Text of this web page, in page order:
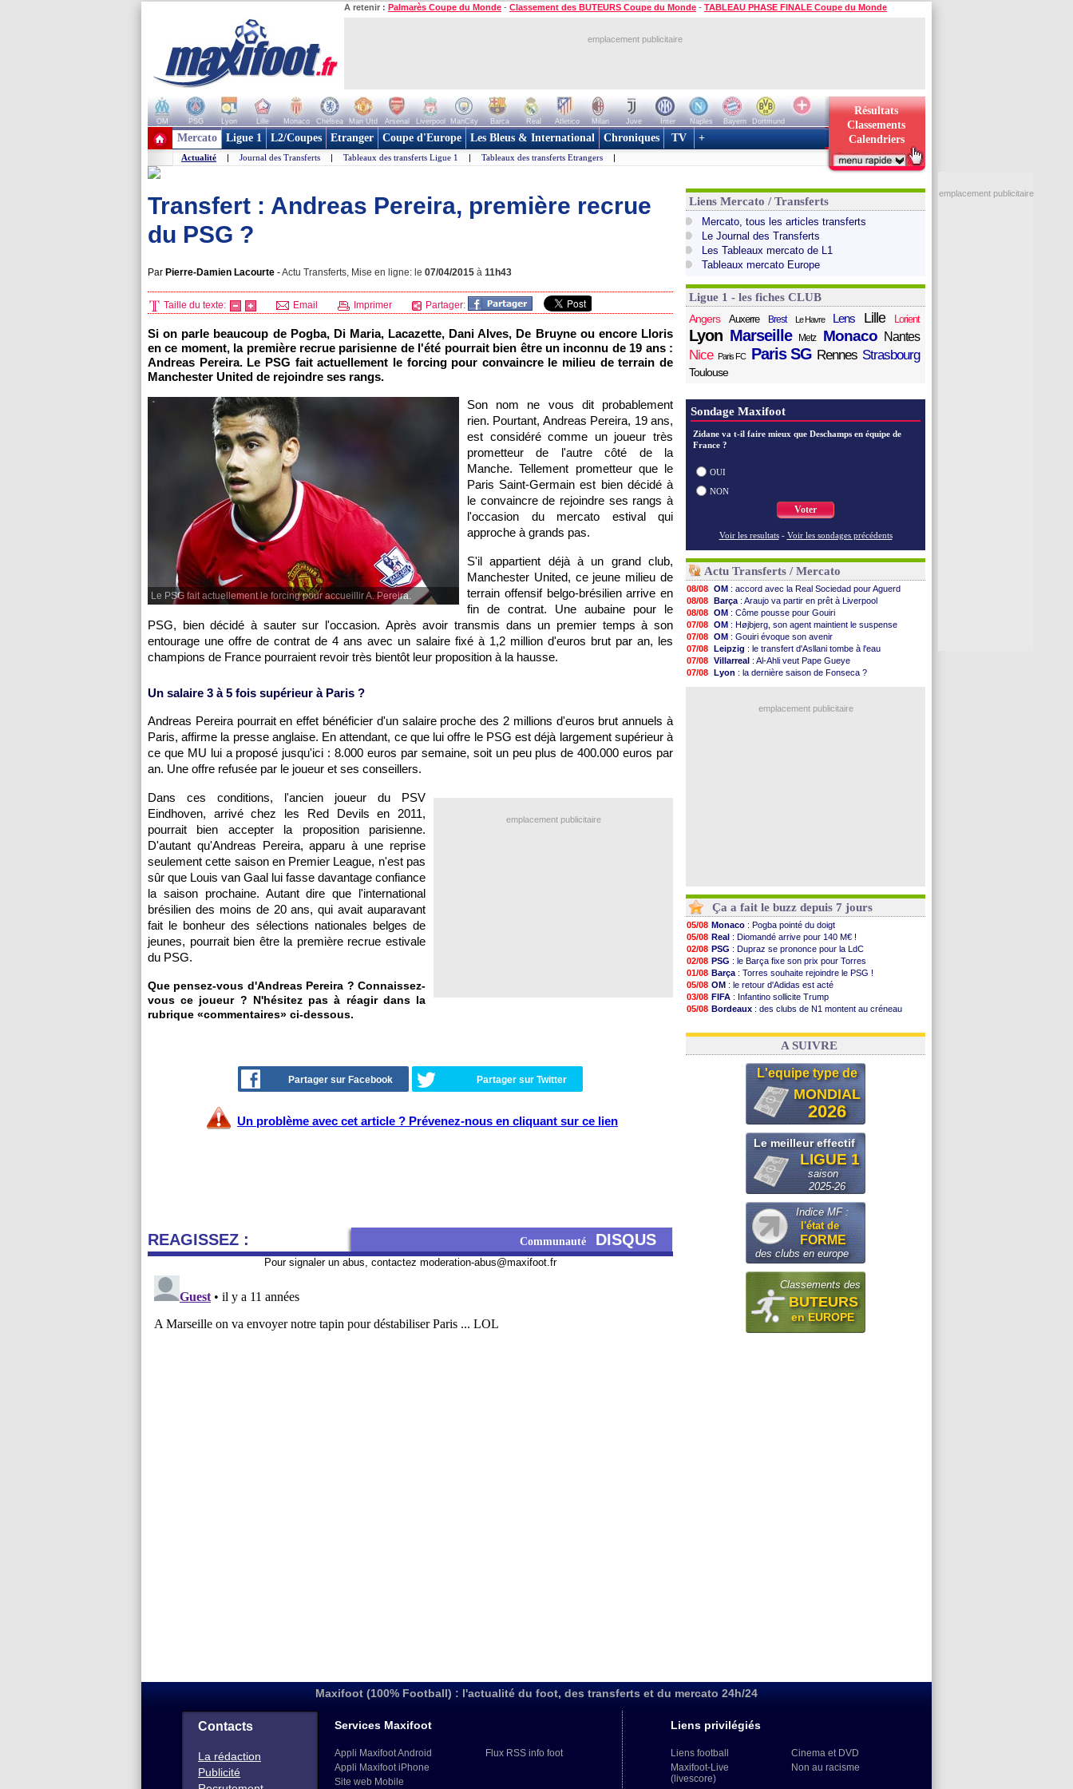
A retenir : Palmarès Coupe du Monde - Classement des BUTEURS Coupe du Monde - TABLEAU PHASE FINALE Coupe du Monde
emplacement publicitaire
OM PSG Lyon Lille Monaco Chelsea Man Utd Arsenal Liverpool ManCity Barca Real Atletico Milan Juve Inter Naples Bayern
Dortmund
+ de clubs
Résultats
Classements
Calendriers
Mercato Ligue 1 L2/Coupes Etranger Coupe d'Europe Les Bleus & International Chroniques TV +
Actualité | Journal des Transferts | Tableaux des transferts Ligue 1 | Tableaux des transferts Etrangers |
Transfert : Andreas Pereira, première recrue
du PSG ?
Par Pierre-Damien Lacourte -Actu Transferts, Mise en ligne: le 07/04/2015 à 11h43
Taille du texte: Email Imprimer Partager:
Si on parle beaucoup de Pogba, Di Maria, Lacazette, Dani Alves, De Bruyne ou encore Lloris
en ce moment, la première recrue parisienne de l'été pourrait bien être un inconnu de 19 ans :
Andreas Pereira. Le PSG fait actuellement le forcing pour convaincre le milieu de terrain de
Manchester United de rejoindre ses rangs.
Le PSG fait actuellement le forcing pour accueillir A. Pereira.
Son nom ne vous dit probablement
rien. Pourtant, Andreas Pereira, 19 ans,
est considéré comme un joueur très
prometteur de l'autre côté de la
Manche. Tellement prometteur que le
Paris Saint-Germain est bien décidé à
le convaincre de rejoindre ses rangs à
l'occasion du mercato estival qui
approche à grands pas.
S'il appartient déjà à un grand club,
Manchester United, ce jeune milieu de
terrain offensif belgo-brésilien arrive en
fin de contrat. Une aubaine pour le
PSG, bien décidé à sauter sur l'occasion. Après avoir transmis dans un premier temps à son
entourage une offre de contrat de 4 ans avec un salaire fixé à 1,2 million d'euros brut par an, les
champions de France pourraient revoir très bientôt leur proposition à la hausse.
Un salaire 3 à 5 fois supérieur à Paris ?
Andreas Pereira pourrait en effet bénéficier d'un salaire proche des 2 millions d'euros brut annuels à
Paris, affirme la presse anglaise. En attendant, ce que lui offre le PSG est déjà largement supérieur à
ce que MU lui a proposé jusqu'ici : 8.000 euros par semaine, soit un peu plus de 400.000 euros par
an. Une offre refusée par le joueur et ses conseillers.
emplacement publicitaire
Dans ces conditions, l'ancien joueur du PSV
Eindhoven, arrivé chez les Red Devils en 2011,
pourrait bien accepter la proposition parisienne.
D'autant qu'Andreas Pereira, apparu à une reprise
seulement cette saison en Premier League, n'est pas
sûr que Louis van Gaal lui fasse davantage confiance
la saison prochaine. Autant dire que l'international
brésilien des moins de 20 ans, qui avait auparavant
fait le bonheur des sélections nationales belges de
jeunes, pourrait bien être la première recrue estivale
du PSG.
Que pensez-vous d'Andreas Pereira ? Connaissez-
vous ce joueur ? N'hésitez pas à réagir dans la
rubrique «commentaires» ci-dessous.
Partager sur Facebook Partager sur Twitter
Un problème avec cet article ? Prévenez-nous en cliquant sur ce lien
REAGISSEZ : Communauté DISQUS
Pour signaler un abus, contactez moderation-abus@maxifoot.fr
Liens Mercato / Transferts
Mercato, tous les articles transferts
Le Journal des Transferts
Les Tableaux mercato de L1
Tableaux mercato Europe
Ligue 1 - les fiches CLUB
Angers
Auxerre Brest Le Havre Lens Lille Lorient
Lyon Marseille Metz Monaco Nantes
Nice Paris FC Paris SG Rennes Strasbourg
Toulouse
Sondage Maxifoot
Zidane va t-il faire mieux que Deschamps en équipe de
France ?
OUI
NON
Voter
Voir les resultats - Voir les sondages précédents
Actu Transferts / Mercato
08/08 OM : accord avec la Real Sociedad pour Aguerd
08/08 Barça : Araujo va partir en prêt à Liverpool
08/08 OM : Côme pousse pour Gouiri
07/08 OM : Højbjerg, son agent maintient le suspense
07/08 OM : Gouiri évoque son avenir
07/08 Leipzig : le transfert d'Asllani tombe à l'eau
07/08 Villarreal : Al-Ahli veut Pape Gueye
07/08 Lyon : la dernière saison de Fonseca ?
: Kevin Carlos va partir en Italie
emplacement publicitaire
Ça a fait le buzz depuis 7 jours
05/08 Monaco : Pogba pointé du doigt
05/08 Real : Diomandé arrive pour 140 M€ !
02/08 PSG : Dupraz se prononce pour la LdC
02/08 PSG : le Barça fixe son prix pour Torres
01/08 Barça : Torres souhaite rejoindre le PSG !
05/08 OM : le retour d'Adidas est acté
03/08 FIFA : Infantino sollicite Trump
05/08 Bordeaux : des clubs de N1 montent au créneau
03/08 Real: le démenti de Leipzig pour Diomandé
A SUIVRE
L'equipe type de
MONDIAL
2026
Le meilleur effectif
LIGUE 1
saison
2025-26
Indice MF :
l'état de
FORME
des clubs en europe
Classements des
BUTEURS
en EUROPE
emplacement publicitaire
Maxifoot (100% Football) : l'actualité du foot, des transferts et du mercato 24h/24
Contacts
La rédaction
Publicité
Services Maxifoot
Appli Maxifoot Android
Appli Maxifoot iPhone
Site web Mobile
Flux RSS info foot
Liens privilégiés
Liens football
Maxifoot-Live
(livescore)
Cinema et DVD
Non au racisme